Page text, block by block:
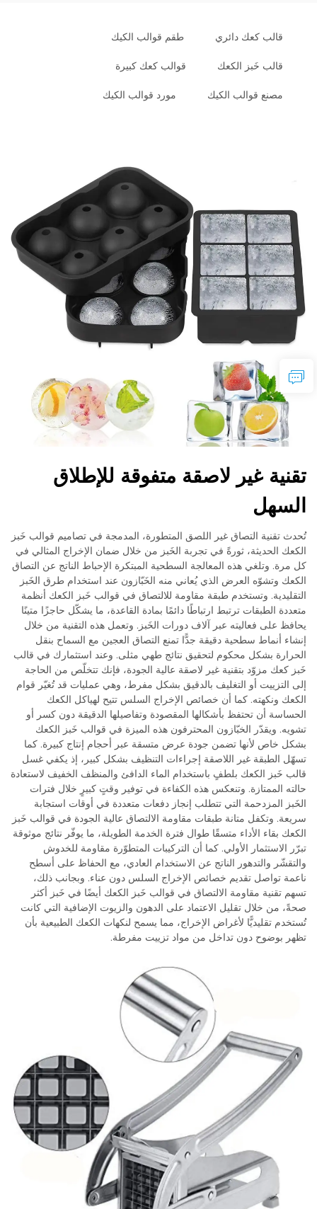
قالب كعك دائري طقم قوالب الكيك
قالب خَبز الكعك قوالب كعك كبيرة
مصنع قوالب الكيك مورد قوالب الكيك
تقنية غير لاصقة متفوقة للإطلاق
السهل
تُحدث تقنية التصاق غير اللصق المتطورة، المدمجة في تصاميم قوالب خَبز
الكعك الحديثة، ثورةً في تجربة الخَبز من خلال ضمان الإخراج المثالي في
كل مرة. وتلغي هذه المعالجة السطحية المبتكرة الإحباط الناتج عن التصاق
الكعك وتشوّه العرض الذي يُعاني منه الخَبّازون عند استخدام طرق الخَبز
التقليدية. وتستخدم طبقة مقاومة للالتصاق في قوالب خَبز الكعك أنظمة
متعددة الطبقات ترتبط ارتباطًا دائمًا بمادة القاعدة، ما يشكّل حاجزًا متينًا
يحافظ على فعاليته عبر آلاف دورات الخَبز. وتعمل هذه التقنية من خلال
إنشاء أنماط سطحية دقيقة جدًّا تمنع التصاق العجين مع السماح بنقل
الحرارة بشكل محكوم لتحقيق نتائج طهي مثلى. وعند استثمارك في قالب
خَبز كعك مزوّد بتقنية غير لاصقة عالية الجودة، فإنك تتخلّص من الحاجة
إلى التزييت أو التغليف بالدقيق بشكل مفرط، وهي عمليات قد تُغيّر قوام
الكعك ونكهته. كما أن خصائص الإخراج السلس تتيح لهياكل الكعك
الحساسة أن تحتفظ بأشكالها المقصودة وتفاصيلها الدقيقة دون كسر أو
تشويه. ويقدّر الخبّازون المحترفون هذه الميزة في قوالب خَبز الكعك
بشكل خاص لأنها تضمن جودة عرض متسقة عبر أحجام إنتاج كبيرة. كما
تسهّل الطبقة غير اللاصقة إجراءات التنظيف بشكل كبير، إذ يكفي غسل
قالب خَبز الكعك بلطفٍ باستخدام الماء الدافئ والمنظف الخفيف لاستعادة
حالته الممتازة. وتنعكس هذه الكفاءة في توفير وقتٍ كبيرٍ خلال فترات
الخَبز المزدحمة التي تتطلب إنجاز دفعات متعددة في أوقات استجابة
سريعة. وتكفل متانة طبقات مقاومة الالتصاق عالية الجودة في قوالب خَبز
الكعك بقاء الأداء متسقًا طوال فترة الخدمة الطويلة، ما يوفّر نتائج موثوقة
تبرّر الاستثمار الأولي. كما أن التركيبات المتطوّرة مقاومة للخدوش
والتقشّر والتدهور الناتج عن الاستخدام العادي، مع الحفاظ على أسطح
ناعمة تواصل تقديم خصائص الإخراج السلس دون عناء. وبجانب ذلك،
تسهم تقنية مقاومة الالتصاق في قوالب خَبز الكعك أيضًا في خَبز أكثر
صحةً، من خلال تقليل الاعتماد على الدهون والزيوت الإضافية التي كانت
تُستخدم تقليديًّا لأغراض الإخراج، مما يسمح لنكهات الكعك الطبيعية بأن
تظهر بوضوح دون تداخل من مواد تزييت مفرطة.